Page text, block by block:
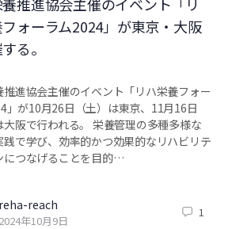
ォーラム2024」が東京・大阪
る。
推進協会主催のイベント「リハ栄養フォー
」が10月26日（土）は東京、11月16日
大阪で行われる。 栄養管理の多種多様な
践で学び、効率的かつ効果的なリハビリテ
につなげることを目的…
reha-reach
2024年10月9日
1